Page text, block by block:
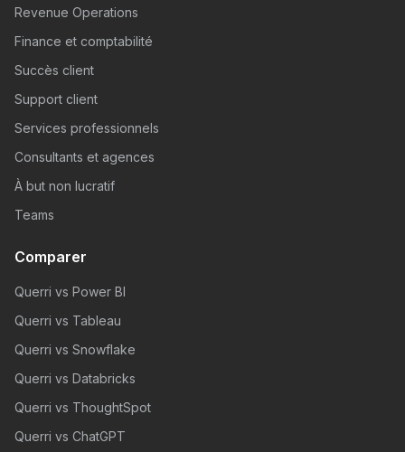
Revenue Operations
Finance et comptabilité
Succès client
Support client
Services professionnels
Consultants et agences
À but non lucratif
Teams
Comparer
Querri vs Power BI
Querri vs Tableau
Querri vs Snowflake
Querri vs Databricks
Querri vs ThoughtSpot
Querri vs ChatGPT